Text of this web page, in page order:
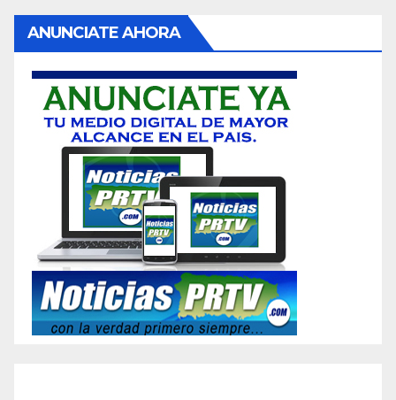
ANUNCIATE AHORA